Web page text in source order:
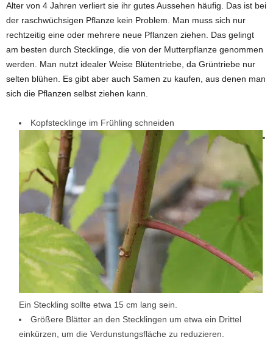
Alter von 4 Jahren verliert sie ihr gutes Aussehen häufig. Das ist bei
der raschwüchsigen Pflanze kein Problem. Man muss sich nur
rechtzeitig eine oder mehrere neue Pflanzen ziehen. Das gelingt
am besten durch Stecklinge, die von der Mutterpflanze genommen
werden. Man nutzt idealer Weise Blütentriebe, da Grüntriebe nur
selten blühen. Es gibt aber auch Samen zu kaufen, aus denen man
sich die Pflanzen selbst ziehen kann.
Kopfstecklinge im Frühling schneiden
Ein Steckling sollte etwa 15 cm lang sein.
Größere Blätter an den Stecklingen um etwa ein Drittel
einkürzen, um die Verdunstungsfläche zu reduzieren.